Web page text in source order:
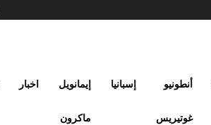
أنطونيو
غوتيريس
إسبانيا إيمانويل
ماكرون
اخبار